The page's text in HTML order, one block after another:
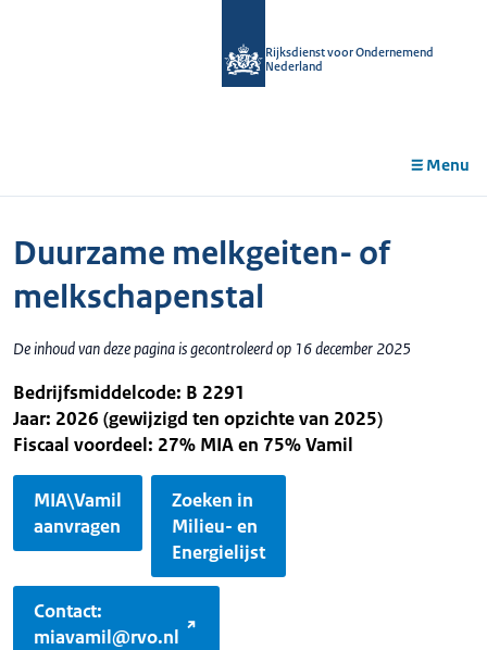
Rijksdienst voor Ondernemend
Nederland
Menu
Duurzame melkgeiten- of
melkschapenstal
De inhoud van deze pagina is gecontroleerd op 16 december 2025
Bedrijfsmiddelcode: B 2291
Jaar: 2026 (gewijzigd ten opzichte van 2025)
Fiscaal voordeel: 27% MIA en 75% Vamil
MIA\Vamil
aanvragen
Zoeken in
Milieu- en
Energielijst
Contact:
miavamil@rvo.nl